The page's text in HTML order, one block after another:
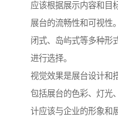
应该根据展示内容和目
展台的流畅性和可视性
闭式、岛屿式等多种形
进行选择。
视觉效果是展台设计和
包括展台的色彩、灯光
计应该与企业的形象和